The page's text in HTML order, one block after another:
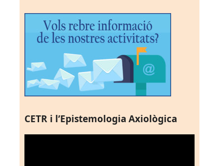
CETR i l’Epistemologia Axiològica